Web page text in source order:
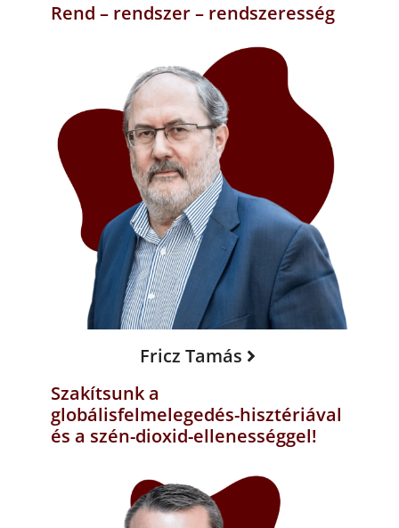
Rend – rendszer – rendszeresség
Fricz Tamás
Szakítsunk a
globálisfelmelegedés-hisztériával
és a szén-dioxid-ellenességgel!